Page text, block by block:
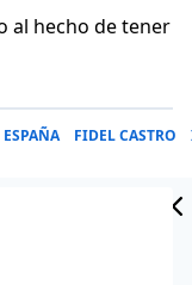
al hecho de tener
ESPAÑA FIDEL CASTRO